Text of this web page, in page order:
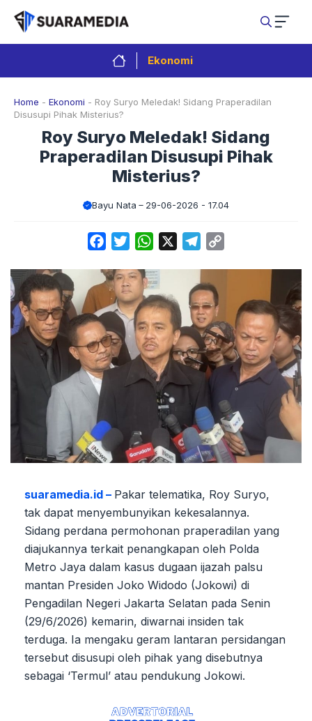
Langsung
isi
Ekonomi
Home - Ekonomi - Roy Suryo Meledak! Sidang Praperadilan
Disusupi Pihak Misterius?
Roy Suryo Meledak! Sidang
Praperadilan Disusupi Pihak
Misterius?
Bayu Nata 29-06-2026 - 17.04
FacebookTwitterWhatsApp Telegram
suaramedia.id – Pakar telematika, Roy Suryo,
tak dapat menyembunyikan kekesalannya.
Sidang perdana permohonan praperadilan yang
diajukannya terkait penangkapan oleh Polda
Metro Jaya dalam kasus dugaan ijazah palsu
mantan Presiden Joko Widodo (Jokowi) di
Pengadilan Negeri Jakarta Selatan pada Senin
(29/6/2026) kemarin, diwarnai insiden tak
terduga. Ia mengaku geram lantaran persidangan
tersebut disusupi oleh pihak yang disebutnya
sebagai ‘Termul’ atau pendukung Jokowi.